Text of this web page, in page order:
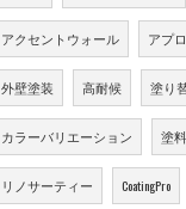
アクセントウォール アプ
外壁塗装 高耐候 塗り
カラーバリエーション 塗料
リノサーティー CoatingPro